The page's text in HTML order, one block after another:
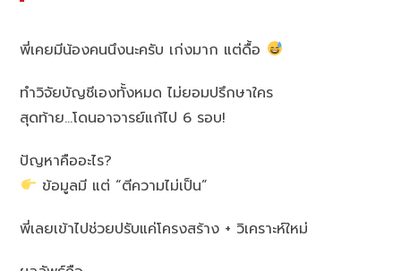
พี่เคยมีน้องคนนึงนะครับ เก่งมาก แต่ดื้อ
ทำวิจัยบัญชีเองทั้งหมด ไม่ยอมปรึกษาใคร
สุดท้าย…โดนอาจารย์แก้ไป 6 รอบ!
ปัญหาคืออะไร?
ข้อมูลมี แต่ “ตีความไม่เป็น”
พี่เลยเข้าไปช่วยปรับแค่โครงสร้าง + วิเคราะห์ใหม่